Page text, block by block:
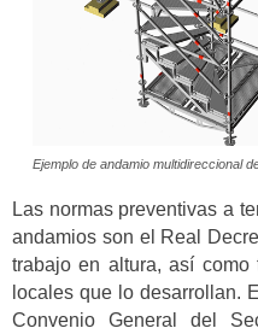
Ejemplo de andamio multidireccional
Las normas preventivas a
andamios son el Real
trabajo en altura, así
locales que lo desarrollan.
Convenio General del